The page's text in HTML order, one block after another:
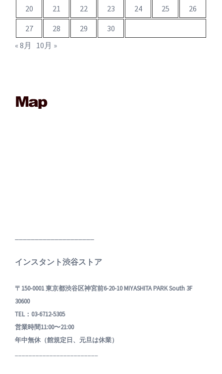
20
21 22 23 24 25
26
27
28 29
30
« 8月
10月 »
インスタント渋谷ストア
〒150-0001 東京都渋谷区神宮前6-20-10 MIYASHITA PARK South 3F
30600
TEL：03-6712-5305
営業時間11:00〜21:00
年中無休（館規定日、元旦は休業）